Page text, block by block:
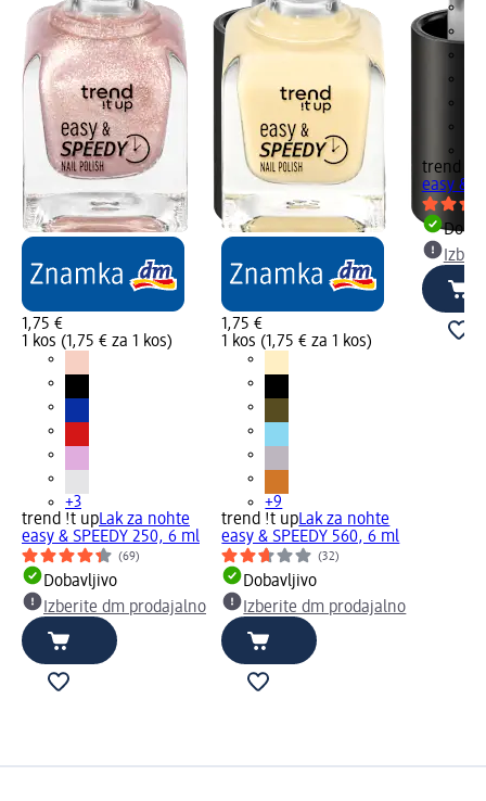
1,75 €
1 kos (1,75 € za 1 kos)
+3
trend !t upLak za nohte
easy & SPEEDY 250, 6 ml
(69)
Dobavljivo
Izberite dm prodajalno
1,75 €
1 kos (1,75 € za 1 kos)
+9
trend !t upLak za nohte
easy & SPEEDY 560, 6 ml
(32)
Dobavljivo
Izberite dm prodajalno
trend !t
easy &